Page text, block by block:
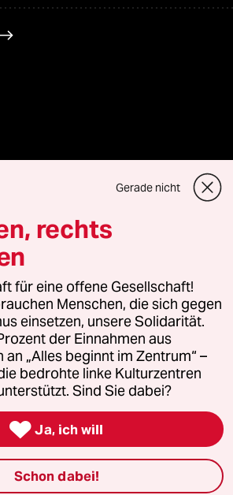
Vertriebs GmbH
rechtlichen Fragen oder für Genehmigungen
lizenzen@taz.de
Kommune-Richtlinien
Datenschutz Impressum AGB
widerrufen (Ads)
Gerade nicht
rechts
für eine offene Gesellschaft!
Menschen, die sich gegen
einsetzen, unsere Solidarität.
der Einnahmen aus
„Alles beginnt im Zentrum“ –
bedrohte linke Kulturzentren
Sind Sie dabei?
 Ja, ich will
Schon dabei!